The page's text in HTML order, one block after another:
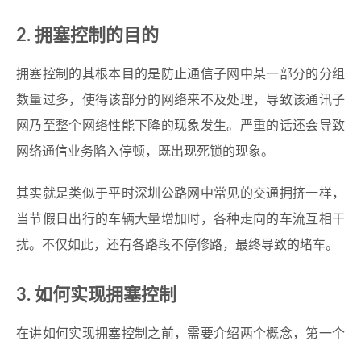
2. 拥塞控制的目的
拥塞控制的其根本目的是防止通信子网中某一部分的分组
数量过多，使得该部分的网络来不及处理，导致该通讯子
网乃至整个网络性能下降的现象发生。严重的话还会导致
网络通信业务陷入停顿，既出现死锁的现象。
其实就是类似于平时深圳公路网中常见的交通拥挤一样，
当节假日出行的车辆大量增加时，各种走向的车流互相干
扰。不仅如此，还有各路段不停修路，最终导致的堵车。
3. 如何实现拥塞控制
在讲如何实现拥塞控制之前，需要介绍两个概念，第一个